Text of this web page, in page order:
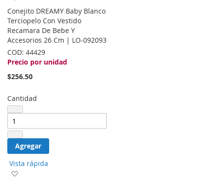
la
lista
de
deseos
Conejito DREAMY Baby Blanco
Terciopelo Con Vestido
Recamara De Bebe Y
Accesorios 26 Cm | LO-092093
COD: 44429
Precio por unidad
$256.50
Cantidad
Agregar
Vista rápida